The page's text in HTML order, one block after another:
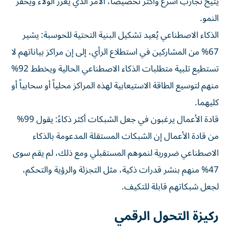
النمو.
الذكاء الاصطناعي يُعيد تشكيل البنية التحتية للحوسبة: يشير
67% من المشاركين في استطلاع الرأي، إلى إن مراكز بياناتهم لا
تستطيع تلبية متطلبات الذكاء الاصطناعي الحالية ويخطط 92%
منهم لتوسيع الطاقة الاستيعابية لهذه المراكز محلياً أو سحابياً أو
كليهما.
قادة الأعمال يرغبون في جعل الشبكات أكثر ذكاءً: يقول 99%
من قادة الأعمال إن الشبكات المستقلة المدعومة بالذكاء
الاصطناعي ضرورية لنموهم المستقبلي ومع ذلك، لم يقم سوى
47% منهم بنشر قدرات ذكية، مثل التجزئة والرؤية والتحكم،
لجعل شبكاتهم قابلة للتكيف.
ركيزة التحول الرقمي